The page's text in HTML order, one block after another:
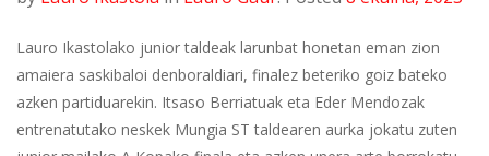
Lauro Ikastolako junior taldeak larunbat honetan eman zion
amaiera saskibaloi denboraldiari, finalez beteriko goiz bateko
azken partiduarekin. Itsaso Berriatuak eta Eder Mendozak
entrenatutako neskek Mungia ST taldearen aurka jokatu zuten